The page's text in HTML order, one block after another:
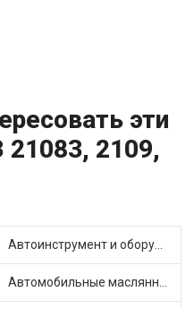
эти
2109,
Автоинструмент и оборудование (3)
Автомобильные маслянные насосы (4)